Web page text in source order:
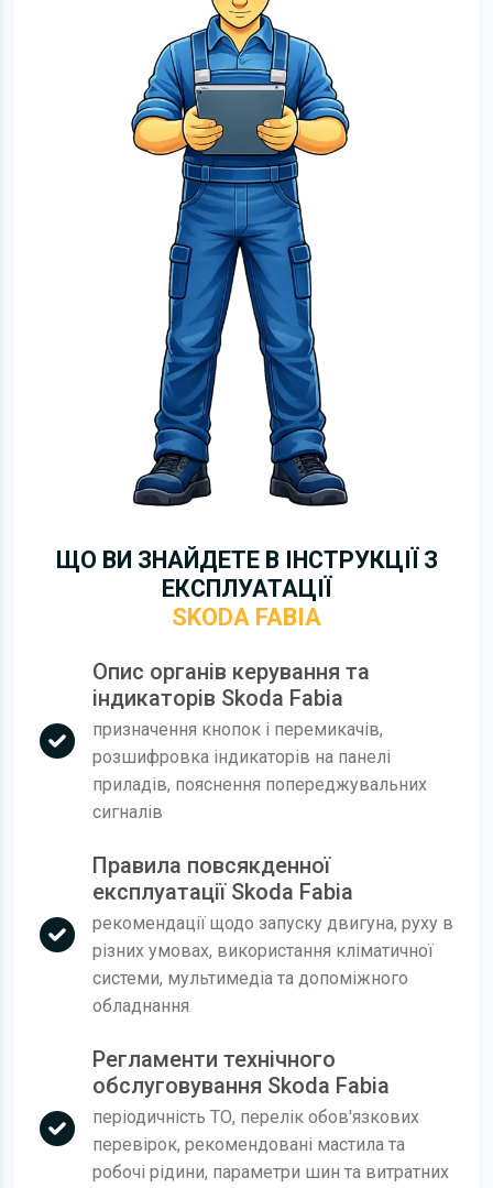
ЩО ВИ ЗНАЙДЕТЕ В ІНСТРУКЦІЇ З
ЕКСПЛУАТАЦІЇ
SKODA FABIA
Опис органів керування та
індикаторів Skoda Fabia
призначення кнопок і перемикачів,
розшифровка індикаторів на панелі
приладів, пояснення попереджувальних
сигналів
Правила повсякденної
експлуатації Skoda Fabia
рекомендації щодо запуску двигуна, руху в
різних умовах, використання кліматичної
системи, мультимедіа та допоміжного
обладнання
Регламенти технічного
обслуговування Skoda Fabia
періодичність ТО, перелік обов'язкових
перевірок, рекомендовані мастила та
робочі рідини, параметри шин та витратних